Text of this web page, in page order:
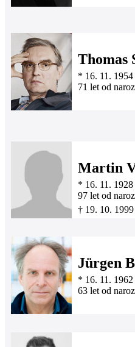
Thomas
* 16. 11. 1954
71 let od
Martin
* 16. 11. 1928
97 let od
† 19. 10. 1999
Jürgen
* 16. 11. 1962
63 let od